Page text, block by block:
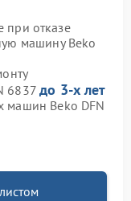
при отказе
машину Beko
6837до 3-х лет
машин Beko DFN